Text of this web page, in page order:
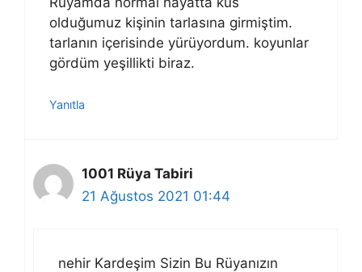
olduğumuz kişinin tarlasına girmiştim.
tarlanın içerisinde yürüyordum. koyunlar
gördüm yeşillikti biraz.
Yanıtla
1001 Rüya Tabiri
21 Ağustos 2021 01:44
nehir Kardeşim Sizin Bu Rüyanızın